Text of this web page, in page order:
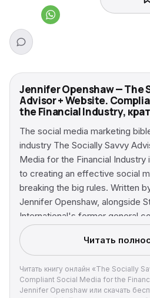
Jennifer Openshaw — The
Advisor + Website.
the Financial Industry,
The social media marketing
industry The Socially Savvy
Media for the Financial
to creating an effective social
breaking the big rules. Written
Jennifer Openshaw, alongside
International's former general
McIlwain, president of
merges marketing basics with
guidelines to help readers
media campaign specifically
investing world. Contributions
Читать
Читать книгу онлайн «The Socially
Compliant Social Media for the
Jennifer Openshaw или скачать